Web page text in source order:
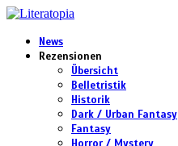
News
Rezensionen
Übersicht
Belletristik
Historik
Dark / Urban Fantasy
Fantasy